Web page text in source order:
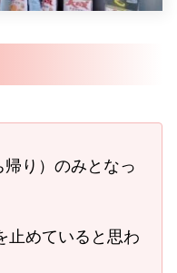
り）のみとなっ
止めていると思わ